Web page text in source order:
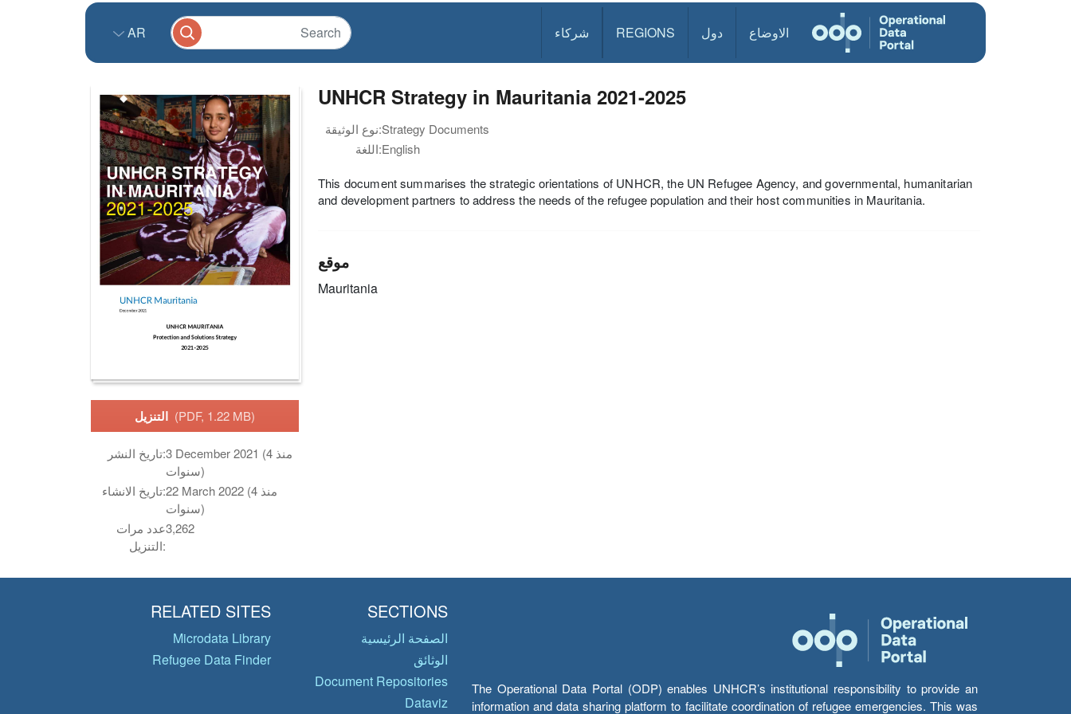
الاوضاع دول REGIONS شركاء AR
(PDF, 1.22 MB)
تاريخ النشر:3 December 2021 (منذ 4
سنوات)
تاريخ الانشاء:22 March 2022 (منذ 4
سنوات)
عدد مرات
التنزيل:
3,262
UNHCR Strategy in Mauritania 2021-2025
نوع الوثيقة:Strategy Documents
اللغة:English
This document summarises the strategic orientations of UNHCR, the UN Refugee Agency, and governmental, humanitarian
and development partners to address the needs of the refugee population and their host communities in Mauritania.
موقع
Mauritania
The Operational Data Portal (ODP) enables UNHCR’s institutional responsibility to provide an
information and data sharing platform to facilitate coordination of refugee emergencies. This was
SECTIONS
الصفحة الرئيسية
الوثائق
Document Repositories
Dataviz
RELATED SITES
Microdata Library
Refugee Data Finder